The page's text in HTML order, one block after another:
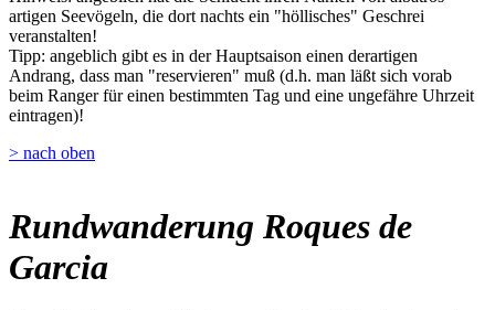
artigen Seevögeln, die dort nachts ein "höllisches" Geschrei
veranstalten!
Tipp: angeblich gibt es in der Hauptsaison einen derartigen
Andrang, dass man "reservieren" muß (d.h. man läßt sich vorab
beim Ranger für einen bestimmten Tag und eine ungefähre Uhrzeit
eintragen)!
> nach oben
Rundwanderung Roques de
Garcia